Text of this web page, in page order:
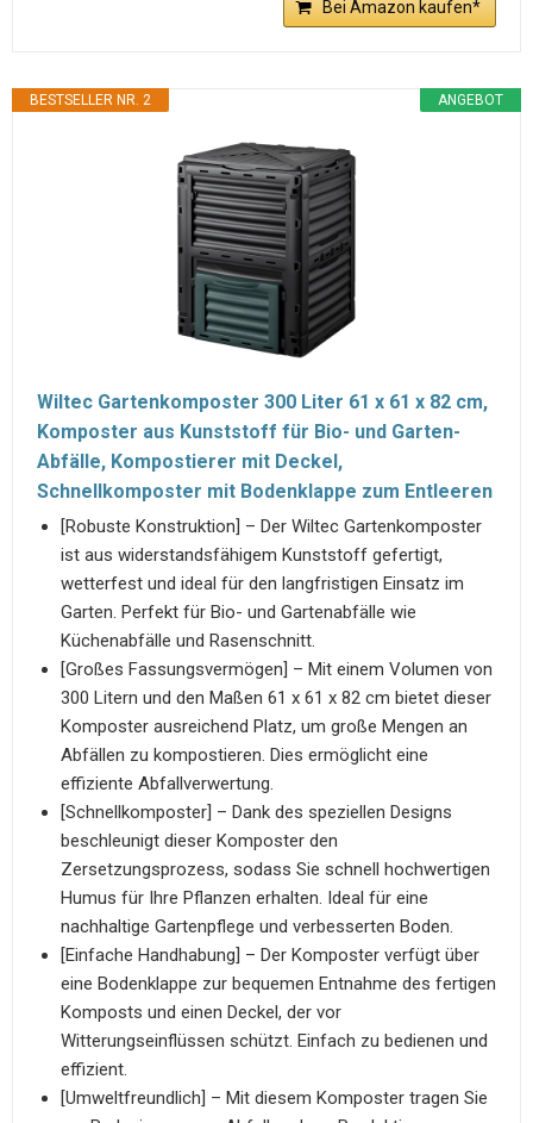
Bei Amazon kaufen*
ANGEBOT
BESTSELLER NR. 2
Wiltec Gartenkomposter 300 Liter 61 x 61 x 82 cm,
Komposter aus Kunststoff für Bio- und Garten-
Abfälle, Kompostierer mit Deckel,
Schnellkomposter mit Bodenklappe zum Entleeren
[Robuste Konstruktion] – Der Wiltec Gartenkomposter
ist aus widerstandsfähigem Kunststoff gefertigt,
wetterfest und ideal für den langfristigen Einsatz im
Garten. Perfekt für Bio- und Gartenabfälle wie
Küchenabfälle und Rasenschnitt.
[Großes Fassungsvermögen] – Mit einem Volumen von
300 Litern und den Maßen 61 x 61 x 82 cm bietet dieser
Komposter ausreichend Platz, um große Mengen an
Abfällen zu kompostieren. Dies ermöglicht eine
effiziente Abfallverwertung.
[Schnellkomposter] – Dank des speziellen Designs
beschleunigt dieser Komposter den
Zersetzungsprozess, sodass Sie schnell hochwertigen
Humus für Ihre Pflanzen erhalten. Ideal für eine
nachhaltige Gartenpflege und verbesserten Boden.
[Einfache Handhabung] – Der Komposter verfügt über
eine Bodenklappe zur bequemen Entnahme des fertigen
Komposts und einen Deckel, der vor
Witterungseinflüssen schützt. Einfach zu bedienen und
effizient.
[Umweltfreundlich] – Mit diesem Komposter tragen Sie